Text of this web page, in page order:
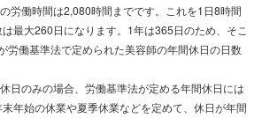
労働時間は2,080時間までです。これを1日8時間
最大260日になります。1年は365日のため、そこ
労働基準法で定められた美容師の年間休日の日数
日のみの場合、労働基準法が定める年間休日には
年始の休業や夏季休業などを定めて、休日が年間